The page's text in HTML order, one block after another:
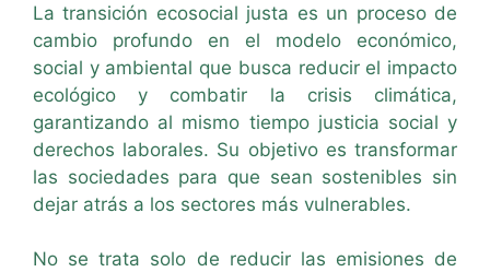
La transición ecosocial justa es un proceso de
cambio profundo en el modelo económico,
social y ambiental que busca reducir el impacto
ecológico y combatir la crisis climática,
garantizando al mismo tiempo justicia social y
derechos laborales. Su objetivo es transformar
las sociedades para que sean sostenibles sin
dejar atrás a los sectores más vulnerables.
No se trata solo de reducir las emisiones de